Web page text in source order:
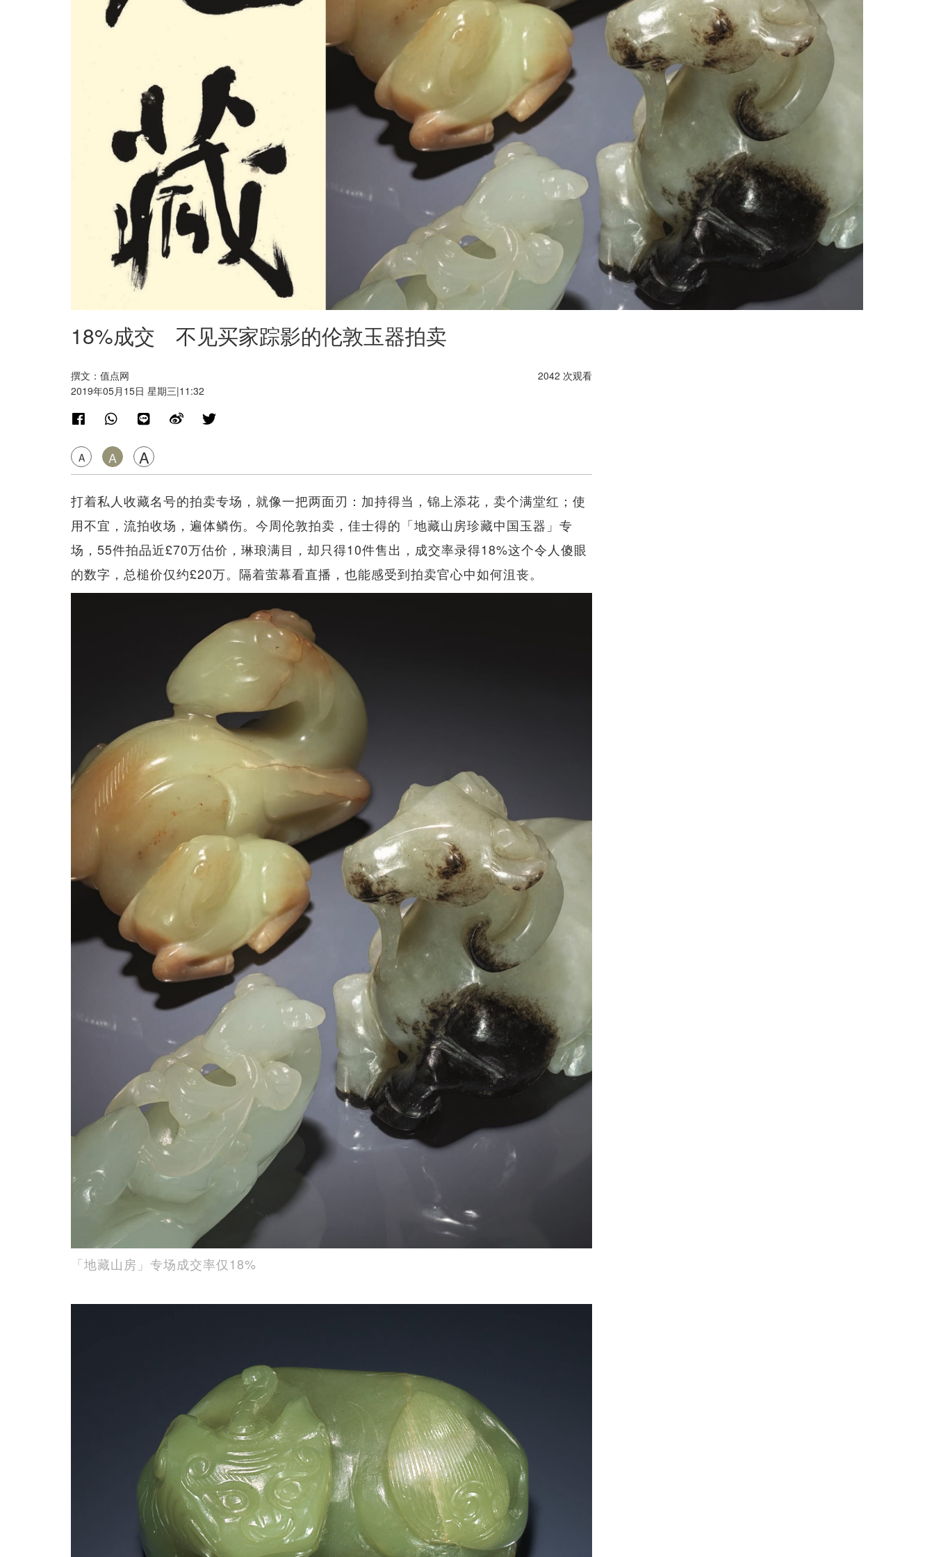
18%成交 不见买家踪影的伦敦玉器拍卖
撰文：值点网
2019年05月15日 星期三|11:32
A A A
2042 次观看
打着私人收藏名号的拍卖专场，就像一把两面刃：加持得当，锦上添花，卖个满堂红；使
用不宜，流拍收场，遍体鳞伤。今周伦敦拍卖，佳士得的「地藏山房珍藏中国玉器」专
场，55件拍品近£70万估价，琳琅满目，却只得10件售出，成交率录得18%这个令人傻眼
的数字，总槌价仅约£20万。隔着萤幕看直播，也能感受到拍卖官心中如何沮丧。
「地藏山房」专场成交率仅18%